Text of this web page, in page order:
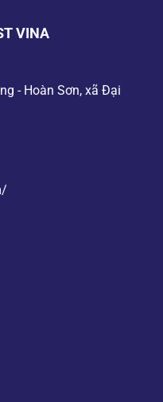
VINA
- Hoàn Sơn, xã Đại